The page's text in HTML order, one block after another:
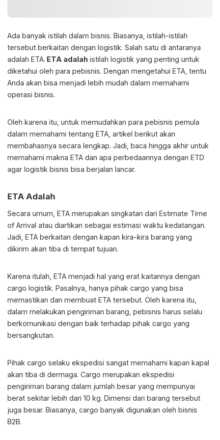
Ada banyak istilah dalam bisnis. Biasanya, istilah-istilah
tersebut berkaitan dengan logistik. Salah satu di antaranya
adalah ETA. ETA adalah istilah logistik yang penting untuk
diketahui oleh para pebisnis. Dengan mengetahui ETA, tentu
Anda akan bisa menjadi lebih mudah dalam memahami
operasi bisnis.
Oleh karena itu, untuk memudahkan para pebisnis pemula
dalam memahami tentang ETA, artikel berikut akan
membahasnya secara lengkap. Jadi, baca hingga akhir untuk
memahami makna ETA dan apa perbedaannya dengan ETD
agar logistik bisnis bisa berjalan lancar.
ETA Adalah
Secara umum, ETA merupakan singkatan dari Estimate Time
of Arrival atau diartikan sebagai estimasi waktu kedatangan.
Jadi, ETA berkaitan dengan kapan kira-kira barang yang
dikirim akan tiba di tempat tujuan.
Karena itulah, ETA menjadi hal yang erat kaitannya dengan
cargo logistik. Pasalnya, hanya pihak cargo yang bisa
memastikan dan membuat ETA tersebut. Oleh karena itu,
dalam melakukan pengiriman barang, pebisnis harus selalu
berkomunikasi dengan baik terhadap pihak cargo yang
bersangkutan.
Pihak cargo selaku ekspedisi sangat memahami kapan kapal
akan tiba di dermaga. Cargo merupakan ekspedisi
pengiriman barang dalam jumlah besar yang mempunyai
berat sekitar lebih dari 10 kg. Dimensi dari barang tersebut
juga besar. Biasanya, cargo banyak digunakan oleh bisnis
B2B.